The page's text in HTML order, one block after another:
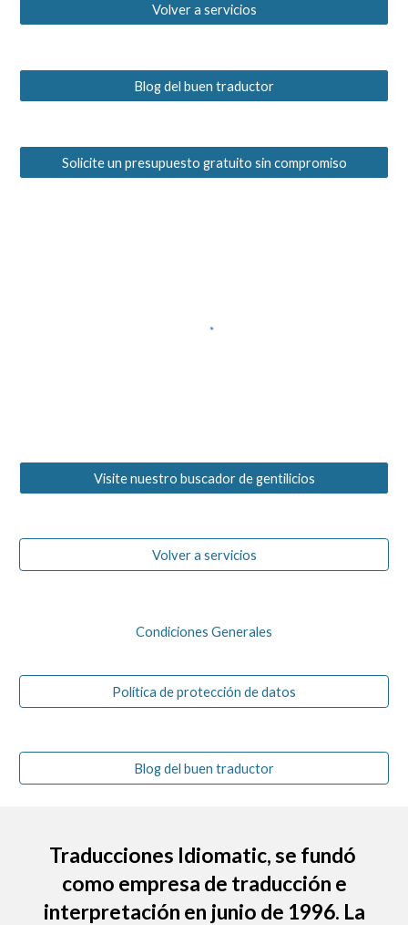
Volver a servicios
Blog del buen traductor
Solicite un presupuesto gratuito sin compromiso
Visite nuestro buscador de gentilicios
Volver a servicios
Condiciones Generales
Política de protección de datos
Blog del buen traductor
Traducciones Idiomatic, se fundó
como empresa de traducción e
interpretación en junio de 1996. La